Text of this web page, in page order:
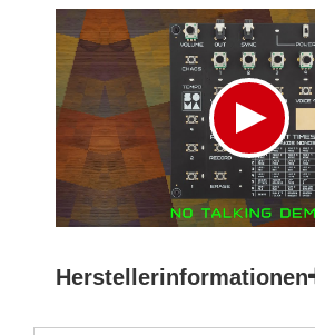
Herstellerinformationen